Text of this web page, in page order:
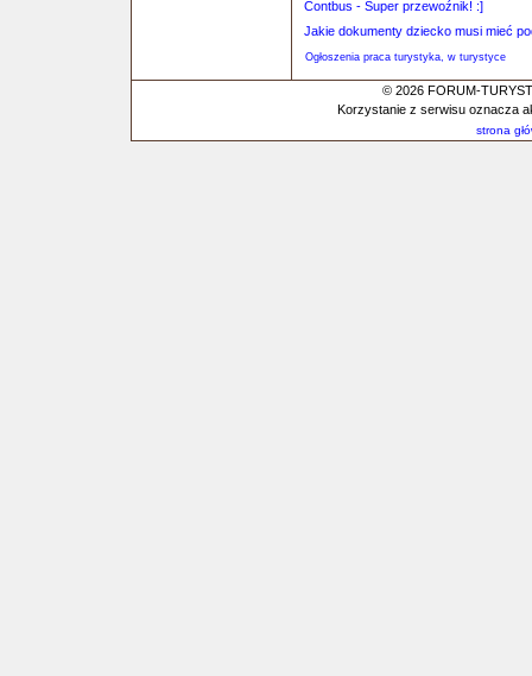
Contbus - Super przewoźnik! :]
Jakie dokumenty dziecko musi mieć
Ogłoszenia praca turystyka, w turystyce
© 2026 FORUM-
Korzystanie z serwisu oznacza
strona